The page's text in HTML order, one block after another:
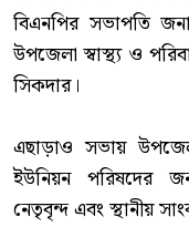
বিএনপির সভাপতি
উপজেলা স্বাস্থ্য ও
সিকদার।
‎এছাড়াও সভায়
ইউনিয়ন পরিষদের
নেতৃবৃন্দ এবং স্থানীয়